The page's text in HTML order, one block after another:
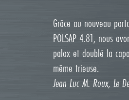
Grâce au nouveau
POLSAP 4.81, nous
palox et doublé la
même trieuse.
Jean Luc M. Roux, Le